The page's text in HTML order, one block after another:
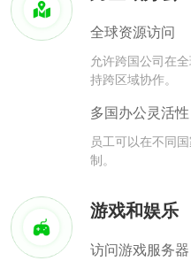
全球资源访问
允许跨国公司在
持跨区域协作。
多国办公灵活性
员工可以在不同
制。
游戏和娱乐
访问游戏服务器